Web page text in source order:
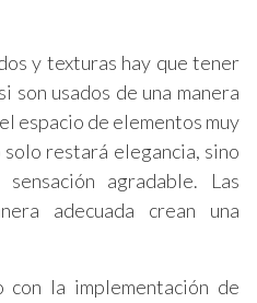
y texturas hay que tener
son usados de una manera
espacio de elementos muy
restará elegancia, sino
agradable. Las
adecuada crean una
con la implementación de